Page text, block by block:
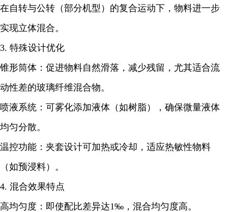
在自转与公转（部分机型）的复合运动下，物料进一步
实现立体混合。
3. 特殊设计优化
锥形筒体：促进物料自然滑落，减少残留，尤其适合流
动性差的玻璃纤维混合物。
喷液系统：可雾化添加液体（如树脂），确保微量液体
均匀分散。
温控功能：夹套设计可加热或冷却，适应热敏性物料
（如预浸料）。
4. 混合效果特点
高均匀度：即使配比差异达1‰，混合均匀度高。